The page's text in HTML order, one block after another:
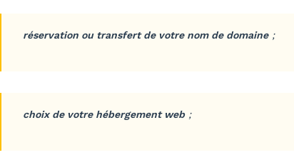
réservation ou transfert de votre nom de domaine;
choix de votre hébergement web;